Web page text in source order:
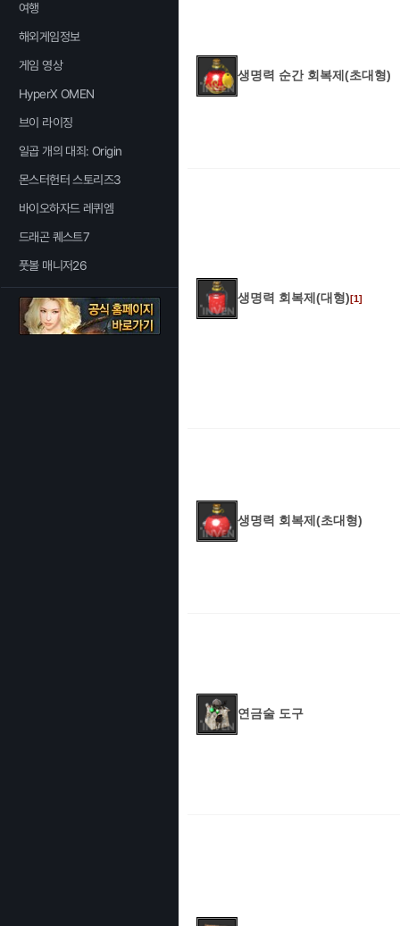
여행
해외게임정보
게임 영상
HyperX OMEN
브이 라이징
일곱 개의 대죄: Origin
몬스터헌터 스토리즈3
바이오하자드 레퀴엠
드래곤 퀘스트7
풋볼 매니저26
생명력 순간 회복제(초대형)
생명력 회복제(대형)[1]
생명력 회복제(초대형)
연금술 도구